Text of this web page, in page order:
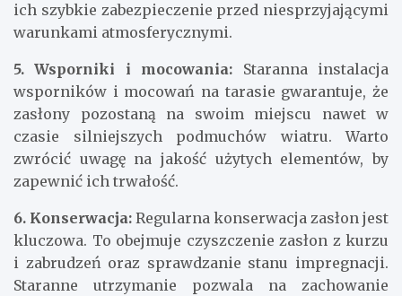
ich szybkie zabezpieczenie przed niesprzyjającymi
warunkami atmosferycznymi.
5. Wsporniki i mocowania: Staranna instalacja
wsporników i mocowań na tarasie gwarantuje, że
zasłony pozostaną na swoim miejscu nawet w
czasie silniejszych podmuchów wiatru. Warto
zwrócić uwagę na jakość użytych elementów, by
zapewnić ich trwałość.
6. Konserwacja: Regularna konserwacja zasłon jest
kluczowa. To obejmuje czyszczenie zasłon z kurzu
i zabrudzeń oraz sprawdzanie stanu impregnacji.
Staranne utrzymanie pozwala na zachowanie